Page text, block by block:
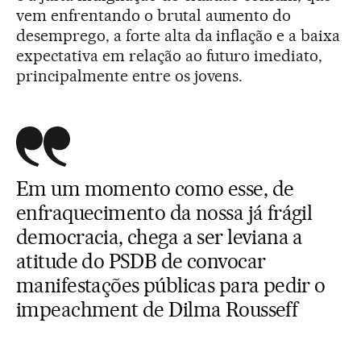
vem enfrentando o brutal aumento do
desemprego, a forte alta da inflação e a baixa
expectativa em relação ao futuro imediato,
principalmente entre os jovens.
Em um momento como esse, de
enfraquecimento da nossa já frágil
democracia, chega a ser leviana a
atitude do PSDB de convocar
manifestações públicas para pedir o
impeachment de Dilma Rousseff